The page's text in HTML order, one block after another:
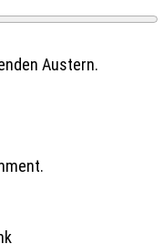
Austern.